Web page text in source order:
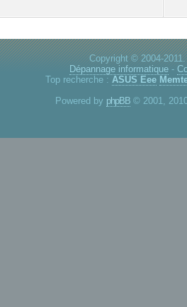
Copyright © 2004-
Dépannage informatique -
Top recherche : ASUS Eee
Powered by phpBB © 2001,